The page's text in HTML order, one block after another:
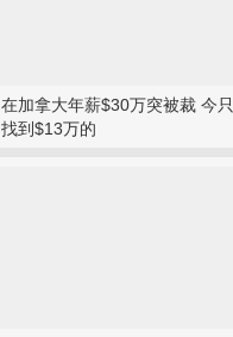
在加拿大年薪$30万突被裁 今
找到$13万的